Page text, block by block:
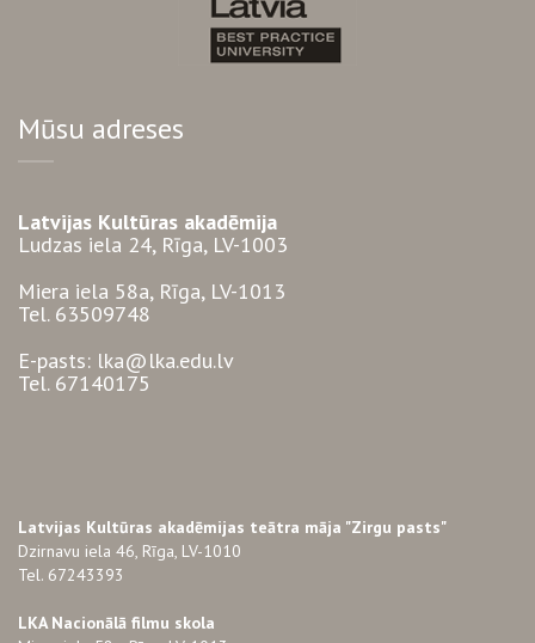
Mūsu adreses
Latvijas Kultūras akadēmija
Ludzas iela 24, Rīga, LV-1003
Miera iela 58a, Rīga, LV-1013
Tel. 63509748
E-pasts: lka@lka.edu.lv
Tel. 67140175
Latvijas Kultūras akadēmijas teātra māja "Zirgu pasts"
Dzirnavu iela 46, Rīga, LV-1010
Tel. 67243393
LKA Nacionālā filmu skola